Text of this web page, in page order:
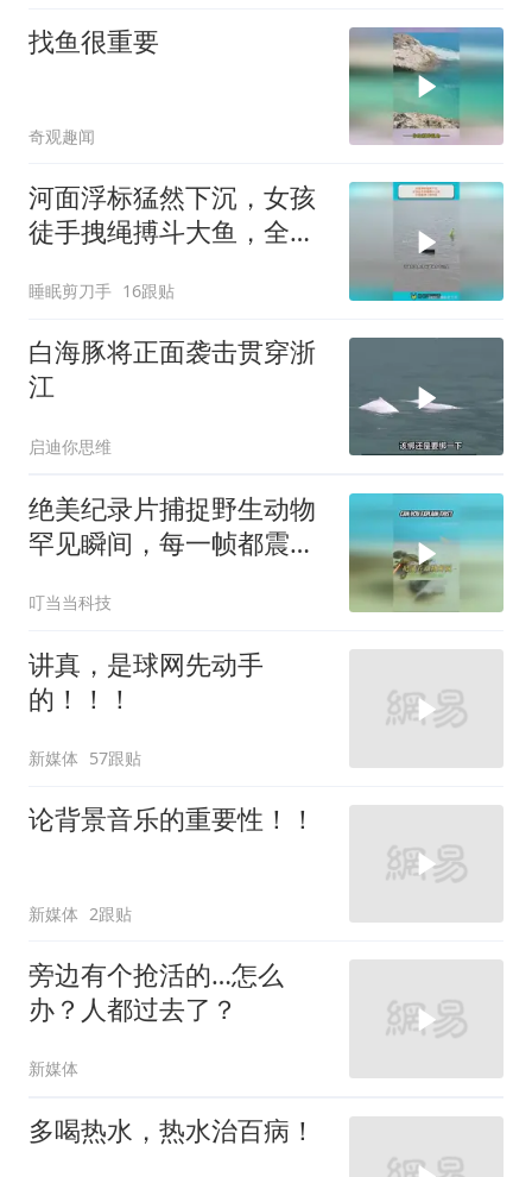
找鱼很重要
奇观趣闻
河面浮标猛然下沉，女孩
徒手拽绳搏斗大鱼，全程
睡眠剪刀手 16跟贴
白海豚将正面袭击贯穿浙
江
启迪你思维
绝美纪录片捕捉野生动物
罕见瞬间，每一帧都震撼
叮当当科技
讲真，是球网先动手
的！！！
新媒体 57跟贴
论背景音乐的重要性！！
新媒体 2跟贴
旁边有个抢活的…怎么
办？人都过去了？
新媒体
多喝热水，热水治百病！